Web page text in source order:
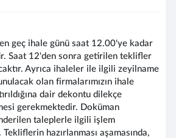
geç ihale günü saat 12.00'ye kadar
Saat 12'den sonra getirilen teklifler
Ayrıca ihaleler ile ilgili zeyilname
olan firmalarımızın ihale
dair dekontu dilekçe
gerekmektedir. Doküman
taleplerle ilgili işlem
Tekliflerin hazırlanması aşamasında,